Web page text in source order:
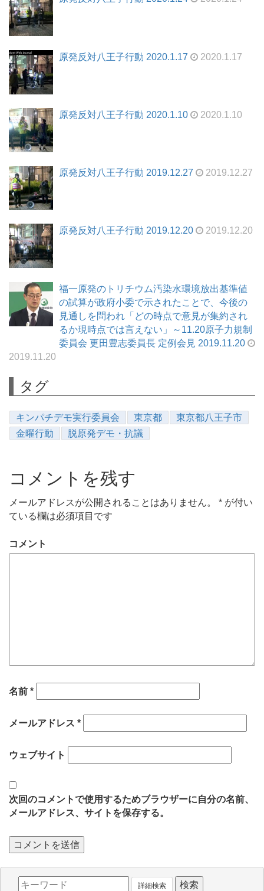
原発反対八王子行動 2020.1.17 2020.1.17
原発反対八王子行動 2020.1.10 2020.1.10
原発反対八王子行動 2019.12.27 2019.12.27
原発反対八王子行動 2019.12.20 2019.12.20
福一原発のトリチウム汚染水環境放出基準値
の試算が政府小委で示されたことで、今後の
見通しを問われ「どの時点で意見が集約され
るか現時点では言えない」～11.20原子力規制
委員会 更田豊志委員長 定例会見 2019.11.20
2019.11.20
タグ
キンパチデモ実行委員会 東京都
東京都八王子市
金曜行動
脱原発デモ・抗議
コメントを残す
メールアドレスが公開されることはありません。 * が付い
ている欄は必須項目です
コメント
名前 *
メールアドレス *
ウェブサイト
次回のコメントで使用するためブラウザーに自分の名前、
メールアドレス、サイトを保存する。
詳細検索